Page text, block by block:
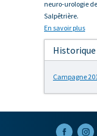
neuro-urologie
Salpêtrière.
En savoir plus
Historique
Campagne